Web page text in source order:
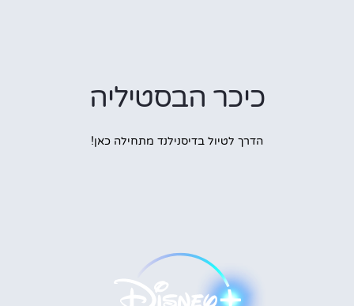
כיכר הבסטיליה
הדרך לטיול בדיסנילנד מתחילה כאן!